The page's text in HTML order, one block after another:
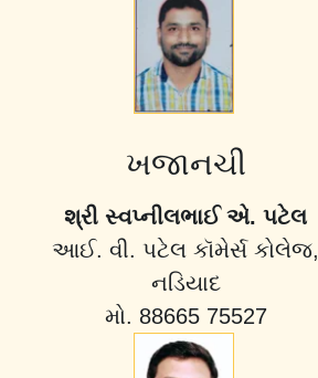
ખજાનચી
શ્રી સ્વપ્નીલભાઈ એ. પટેલ
આઈ. વી. પટેલ કૉમેર્સ કોલેજ,
નડિયાદ
મો. 88665 75527